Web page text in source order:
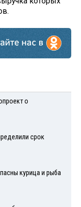
о
срок
курица и рыба